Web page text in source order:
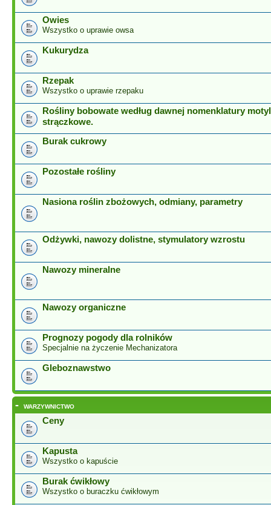
Owies
Wszystko o uprawie owsa
Kukurydza
Rzepak
Wszystko o uprawie rzepaku
Rośliny bobowate według dawnej nomenklatury
strączkowe.
Burak cukrowy
Pozostałe rośliny
Nasiona roślin zbożowych, odmiany, parametry
Odżywki, nawozy dolistne, stymulatory wzrostu
Nawozy mineralne
Nawozy organiczne
Prognozy pogody dla rolników
Specjalnie na życzenie Mechanizatora
Gleboznawstwo
- WARZYWNICTWO
Ceny
Kapusta
Wszystko o kapuście
Burak ćwikłowy
Wszystko o buraczku ćwikłowym